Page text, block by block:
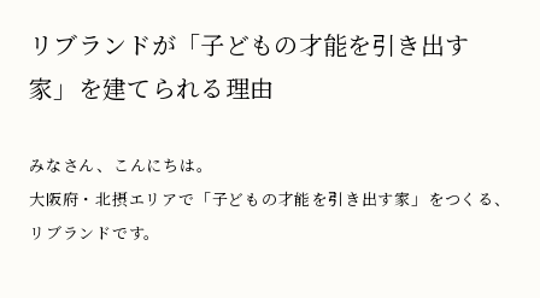
リブランドが「子どもの才能を引き出す
家」を建てられる理由
みなさん、こんにちは。
大阪府・北摂エリアで「子どもの才能を引き出す家」をつくる、
リブランドです。